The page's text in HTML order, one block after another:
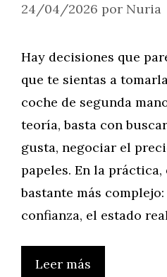
24/04/2026 por Nuria
Hay decisiones que
que te sientas a
coche de segunda
teoría, basta con
gusta, negociar el
papeles. En la práctica,
bastante más
confianza, el estado
Leer más